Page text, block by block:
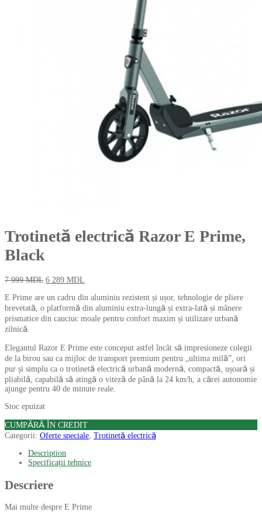
Trotinetă electrică Razor E Prime,
Black
7 999MDL 6 289 MDL
E Prime are un cadru din aluminiu rezistent și ușor, tehnologie de pliere
brevetată, o platformă din aluminiu extra-lungă și extra-lată și mânere
prismatice din cauciuc moale pentru confort maxim și utilizare urbană
zilnică.
Elegantul Razor E Prime este conceput astfel încât să impresioneze colegii
de la birou sau ca mijloc de transport premium pentru „ultima milă”, ori
pur și simplu ca o trotinetă electrică urbană modernă, compactă, ușoară și
pliabilă, capabilă să atingă o viteză de până la 24 km/h, a cărei autonomie
ajunge pentru 40 de minute reale.
Stoc epuizat
CUMPĂRĂ ÎN CREDIT
Categorii: Oferte speciale, Trotinetă electrică
Description
Specificații tehnice
Descriere
Mai multe despre E Prime